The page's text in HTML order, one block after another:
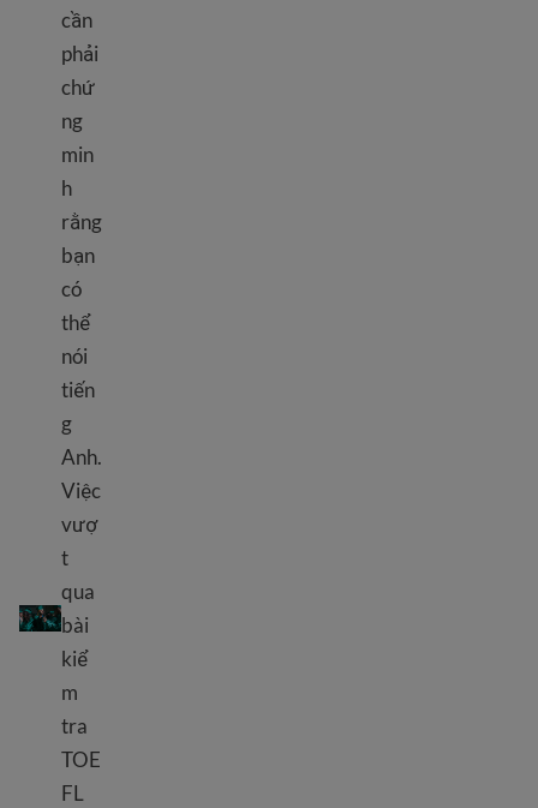
Bài kiểm tra TOEFL
cần
phải
chứ
ng
min
h
rằng
bạn
có
thể
nói
tiến
g
Anh.
Việc
vượ
t
qua
bài
kiể
m
tra
TOE
FL